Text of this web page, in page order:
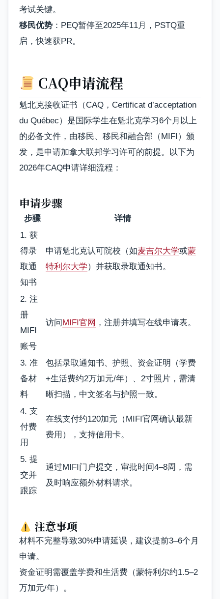
考试关键。
移民优势 ：PEQ暂停至2025年11月，PSTQ重
启，快速获PR。
CAQ申请流程
魁北克接收证书（CAQ，Certificat d’acceptation
du Québec）是国际学生在魁北克学习6个月以上
的必备文件，由移民、移民和融合部（MIFI）颁
发，是申请加拿大联邦学习许可的前提。以下为
2026年CAQ申请详细流程：
申请步骤
步骤
详情
1. 获
得录
取通
知书
申请魁北克认可院校（如麦吉尔大学或蒙
特利尔大学）并获取录取通知书。
2. 注
册
MIFI
账号
访问MIFI官网 ，注册并填写在线申请表。
3. 准
备材
料
包括录取通知书、护照、资金证明（学费
+生活费约2万加元/年）、2寸照片，需清
晰扫描，中文签名与护照一致。
4. 支
付费
用
在线支付约120加元（MIFI官网确认最新
费用），支持信用卡。
5. 提
交并
跟踪
通过MIFI门户提交，审批时间4–8周，需
及时响应额外材料请求。
注意事项
材料不完整导致30%申请延误，建议提前3–6个月
申请。
资金证明需覆盖学费和生活费（蒙特利尔约1.5–2
万加元/年）。